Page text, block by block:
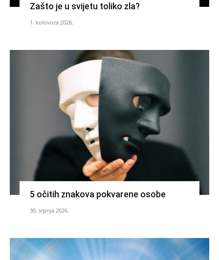
Zašto je u svijetu toliko zla?
1. kolovoza 2026.
5 očitih znakova pokvarene osobe
30. srpnja 2026.